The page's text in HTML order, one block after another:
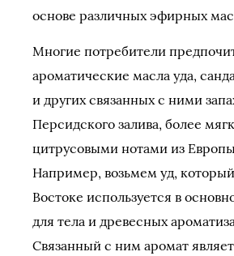
основе различных эфирных
Многие потребители
ароматические масла уда,
и других связанных с ними
Персидского залива, более
цитрусовыми нотами из
Например, возьмем уд,
Востоке используется в
для тела и древесных
Связанный с ним аромат